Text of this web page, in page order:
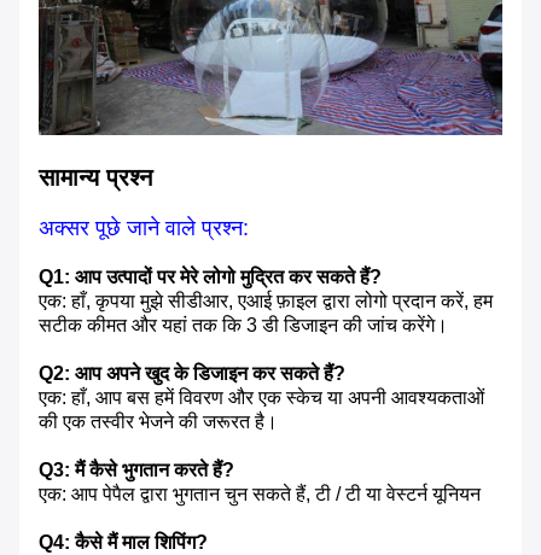
सामान्य प्रश्न
अक्सर पूछे जाने वाले प्रश्न:
Q1: आप उत्पादों पर मेरे लोगो मुद्रित कर सकते हैं?
एक: हाँ, कृपया मुझे सीडीआर, एआई फ़ाइल द्वारा लोगो प्रदान करें, हम
सटीक कीमत और यहां तक ​​कि 3 डी डिजाइन की जांच करेंगे।
Q2: आप अपने खुद के डिजाइन कर सकते हैं?
एक: हाँ, आप बस हमें विवरण और एक स्केच या अपनी आवश्यकताओं
की एक तस्वीर भेजने की जरूरत है।
Q3: मैं कैसे भुगतान करते हैं?
एक: आप पेपैल द्वारा भुगतान चुन सकते हैं, टी / टी या वेस्टर्न यूनियन
Q4: कैसे मैं माल शिपिंग?